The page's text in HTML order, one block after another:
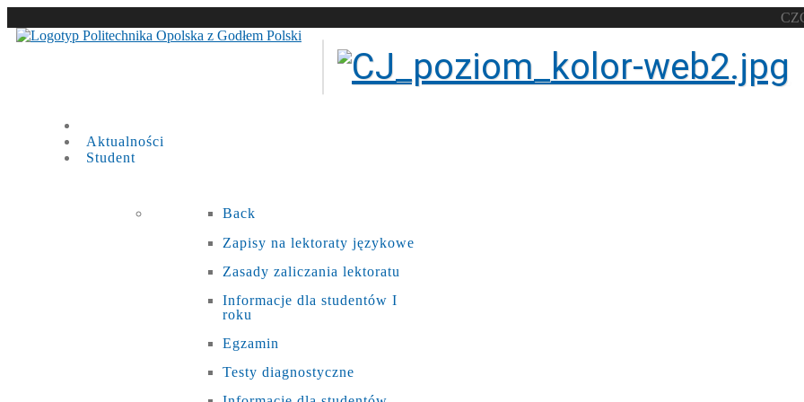
Aktualności
Student
Back
Zapisy na lektoraty językowe
Zasady zaliczania lektoratu
Informacje dla studentów I
roku
Egzamin
Testy diagnostyczne